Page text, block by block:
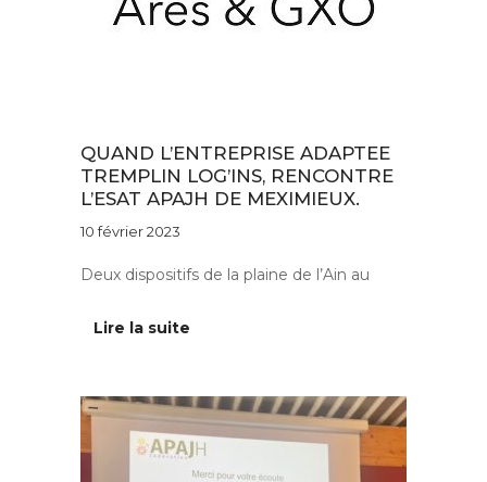
QUAND L’ENTREPRISE ADAPTEE
TREMPLIN LOG’INS, RENCONTRE
L’ESAT APAJH DE MEXIMIEUX.
10 février 2023
Deux dispositifs de la plaine de l’Ain au
Lire la suite